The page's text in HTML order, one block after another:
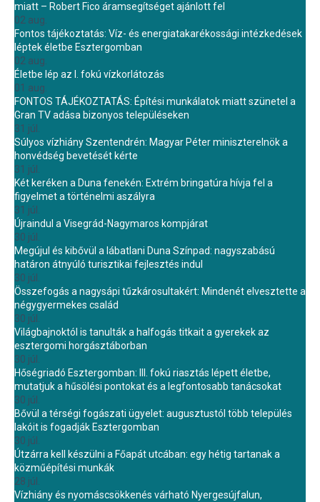
miatt – Robert Fico áramsegítséget ajánlott fel
02 aug.
Fontos tájékoztatás: Víz- és energiatakarékossági intézkedések
léptek életbe Esztergomban
02 aug.
Életbe lép az I. fokú vízkorlátozás
01 aug.
FONTOS TÁJÉKOZTATÁS: Építési munkálatok miatt szünetel a
Gran TV adása bizonyos településeken
31 júl.
Súlyos vízhiány Szentendrén: Magyar Péter miniszterelnök a
honvédség bevetését kérte
31 júl.
Két keréken a Duna fenekén: Extrém bringatúra hívja fel a
figyelmet a történelmi aszályra
31 júl.
Újraindul a Visegrád-Nagymaros kompjárat
30 júl.
Megújul és kibővül a lábatlani Duna Színpad: nagyszabású
határon átnyúló turisztikai fejlesztés indul
30 júl.
Összefogás a nagysápi tűzkárosultakért: Mindenét elvesztette a
négygyermekes család
30 júl.
Világbajnoktól is tanulták a halfogás titkait a gyerekek az
esztergomi horgásztáborban
30 júl.
Hőségriadó Esztergomban: III. fokú riasztás lépett életbe,
mutatjuk a hűsölési pontokat és a legfontosabb tanácsokat
30 júl.
Bővül a térségi fogászati ügyelet: augusztustól több település
lakóit is fogadják Esztergomban
30 júl.
Útzárra kell készülni a Főapát utcában: egy hétig tartanak a
közműépítési munkák
28 júl.
Vízhiány és nyomáscsökkenés várható Nyergesújfalun,